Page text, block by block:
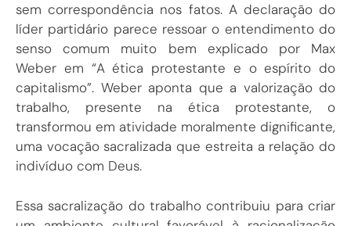
sem correspondência nos fatos. A declaração do
líder partidário parece ressoar o entendimento do
senso comum muito bem explicado por Max
Weber em “A ética protestante e o espírito do
capitalismo”. Weber aponta que a valorização do
trabalho, presente na ética protestante, o
transformou em atividade moralmente dignificante,
uma vocação sacralizada que estreita a relação do
indivíduo com Deus.
Essa sacralização do trabalho contribuiu para criar